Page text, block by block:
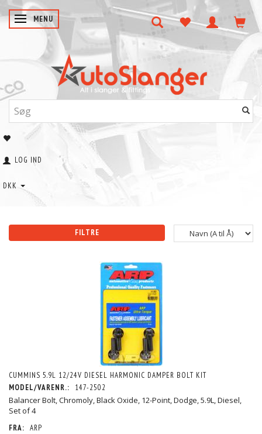
SKIFTE NAVIGATION
MENU
LOG IND
DKK
FILTRE
CUMMINS 5.9L 12/24V DIESEL HARMONIC DAMPER BOLT KIT
MODEL/VARENR.:
147-2502
Balancer Bolt, Chromoly, Black Oxide, 12-Point, Dodge, 5.9L, Diesel,
Set of 4
FRA: ARP